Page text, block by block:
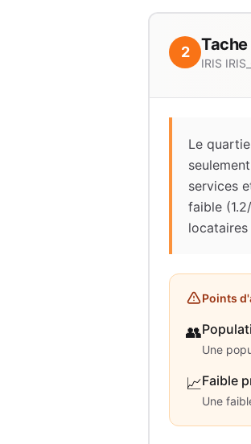
2 Tache
IRIS
Le
services
faible
Points
👥
Une
📈Faible
Une